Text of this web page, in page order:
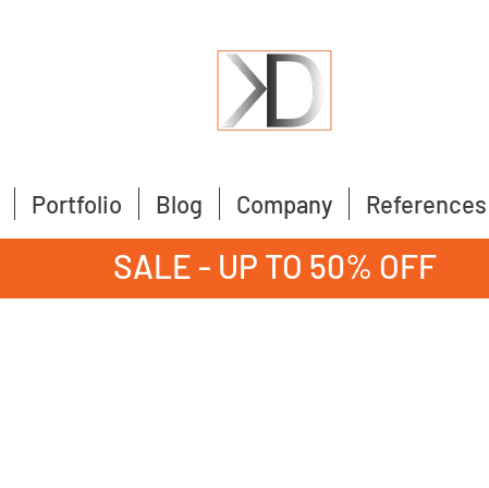
Portfolio Blog Company References
SALE - UP TO 50% OFF